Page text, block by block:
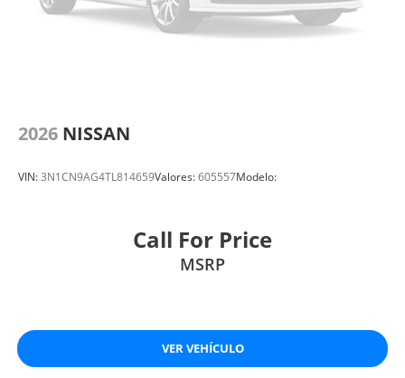
2026 NISSAN
VIN:3N1CN9AG4TL814659Valores:605557Modelo:
Call For Price
MSRP
VER VEHÍCULO